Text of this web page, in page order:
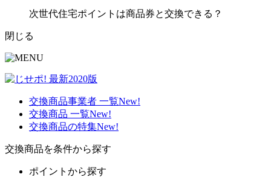
次世代住宅ポイントは商品券と交換できる？
閉じる
交換商品事業者 一覧New!
交換商品 一覧New!
交換商品の特集New!
交換商品を条件から探す
ポイントから探す